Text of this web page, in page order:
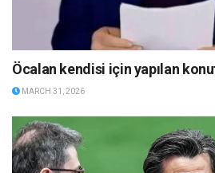
Öcalan kendisi için yapılan
MARCH 31, 2026